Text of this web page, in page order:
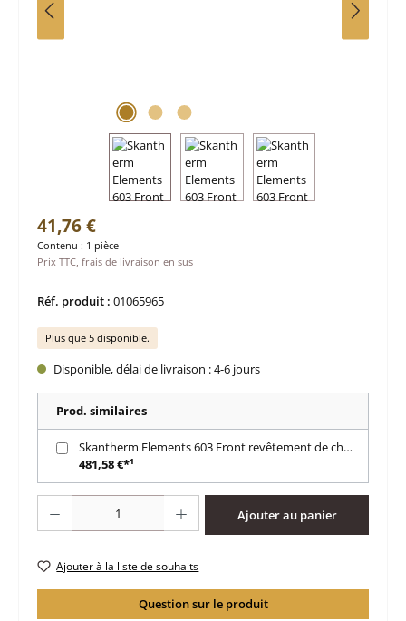
Prix régulier :
41,76 €
Contenu : 1 pièce
Prix TTC, frais de livraison en sus
Réf. produit : 01065965
Plus que 5 disponible.
Disponible, délai de livraison : 4-6 jours
Prod. similaires
Skantherm Elements 603 Front revêtement de chambre de combustion
481,58 €*¹
Ajouter au panier
Ajouter à la liste de souhaits
Question sur le produit